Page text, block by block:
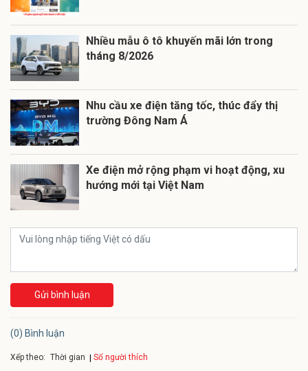
Nhiều mẫu ô tô khuyến mãi lớn trong
tháng 8/2026
Nhu cầu xe điện tăng tốc, thúc đẩy thị
trường Đông Nam Á
Xe điện mở rộng phạm vi hoạt động, xu
hướng mới tại Việt Nam
Gửi bình luận
(0) Bình luận
Xếp theo: Thời gian Số người thích